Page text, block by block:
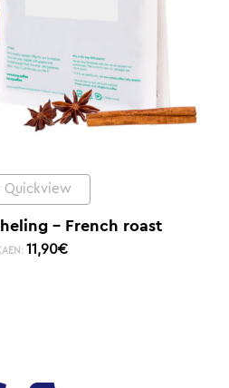
Quickview
– French roast
11,90€